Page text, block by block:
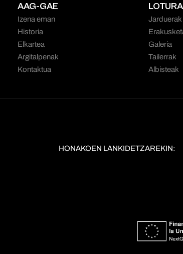
AAG-GAE
Izena eman
Historia
Elkartea
Argitalpenak
Kontaktua
Jarduerak
Galeria
Tailerrak
Albisteak
HONAKOEN LANKIDETZAREKIN: